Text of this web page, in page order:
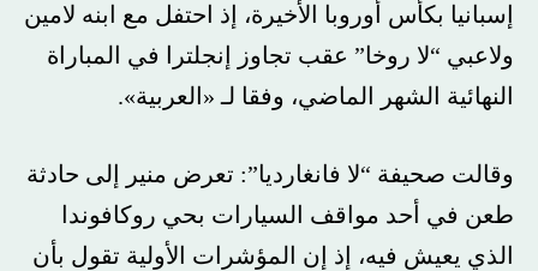
إسبانيا بكأس أوروبا الأخيرة، إذ احتفل مع ابنه لامين
ولاعبي “لا روخا” عقب تجاوز إنجلترا في المباراة
النهائية الشهر الماضي، وفقا لـ «العربية».
وقالت صحيفة “لا فانغارديا”: تعرض منير إلى حادثة
طعن في أحد مواقف السيارات بحي روكافوندا
الذي يعيش فيه، إذ إن المؤشرات الأولية تقول بأن